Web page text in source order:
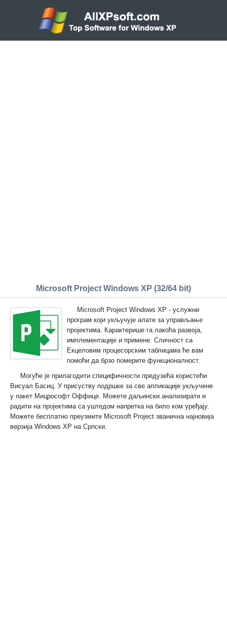
Microsoft Project Windows XP (32/64 bit)
Microsoft Project Windows XP - услужни
програм који укључује алате за управљање
пројектима. Карактерише га лакоћа развоја,
имплементације и примене. Сличност са
Екцеловим процесорским таблицама ће вам
помоћи да брзо померите функционалност.
Могуће је прилагодити специфичности предузећа користећи
Висуал Басиц. У присуству подршке за све апликације укључене
у пакет Мицрософт Оффице. Можете даљински анализирати и
радити на пројектима са уштедом напретка на било ком уређају.
Можете бесплатно преузмите Microsoft Project званична најновија
верзија Windows XP на Српски.